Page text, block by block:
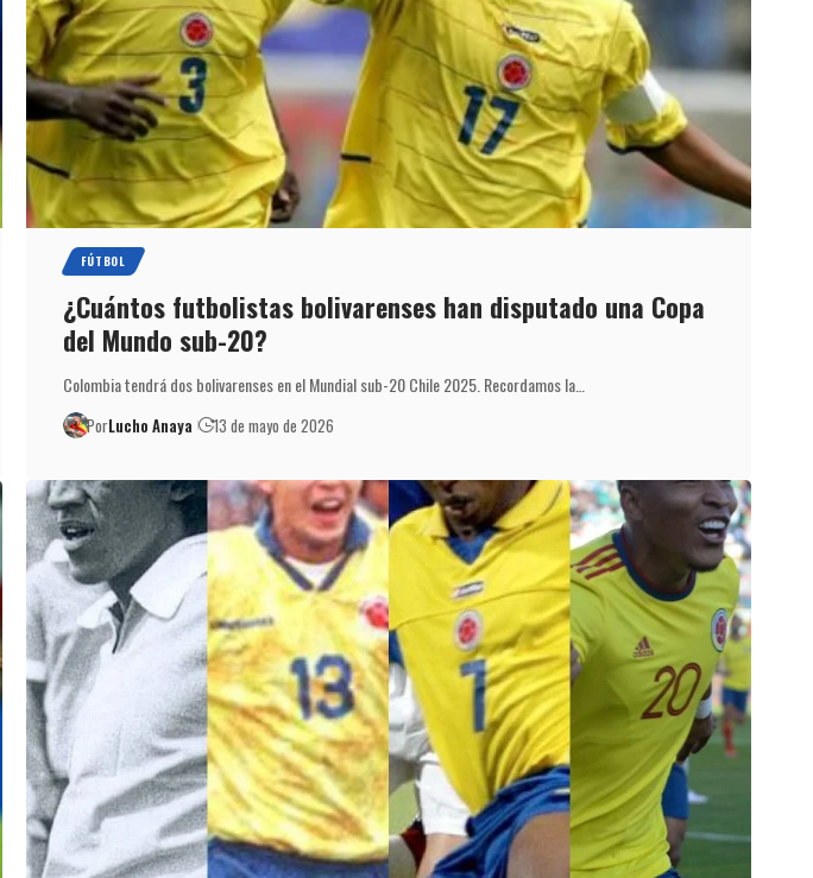
FÚTBOL
¿Cuántos futbolistas bolivarenses han disputado una Copa
del Mundo sub-20?
Colombia tendrá dos bolivarenses en el Mundial sub-20 Chile 2025. Recordamos la…
PorLucho Anaya 13 de mayo de 2026